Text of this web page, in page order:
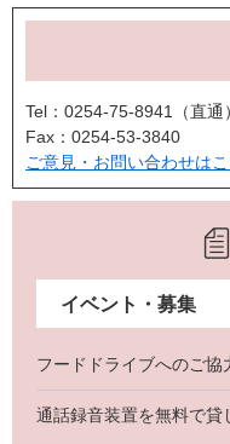
Tel：0254-75-8941
直通
Fax：0254-53-3840
ご意見・お問い合わせは
イベント・募集
フードドライブへのご協
通話録音装置を無料で貸